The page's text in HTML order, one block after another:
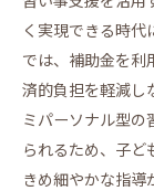
く実現できる時
では、補助金を利
済的負担を軽減し
ミパーソナル型
られるため、子ど
きめ細やかな指導